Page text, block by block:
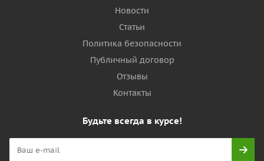
Новости
Статьи
Политика безопасности
Публичный договор
Отзывы
Контакты
Будьте всегда в курсе!